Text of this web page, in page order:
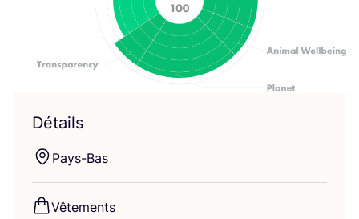
Détails
Pays-Bas
Vête­ments